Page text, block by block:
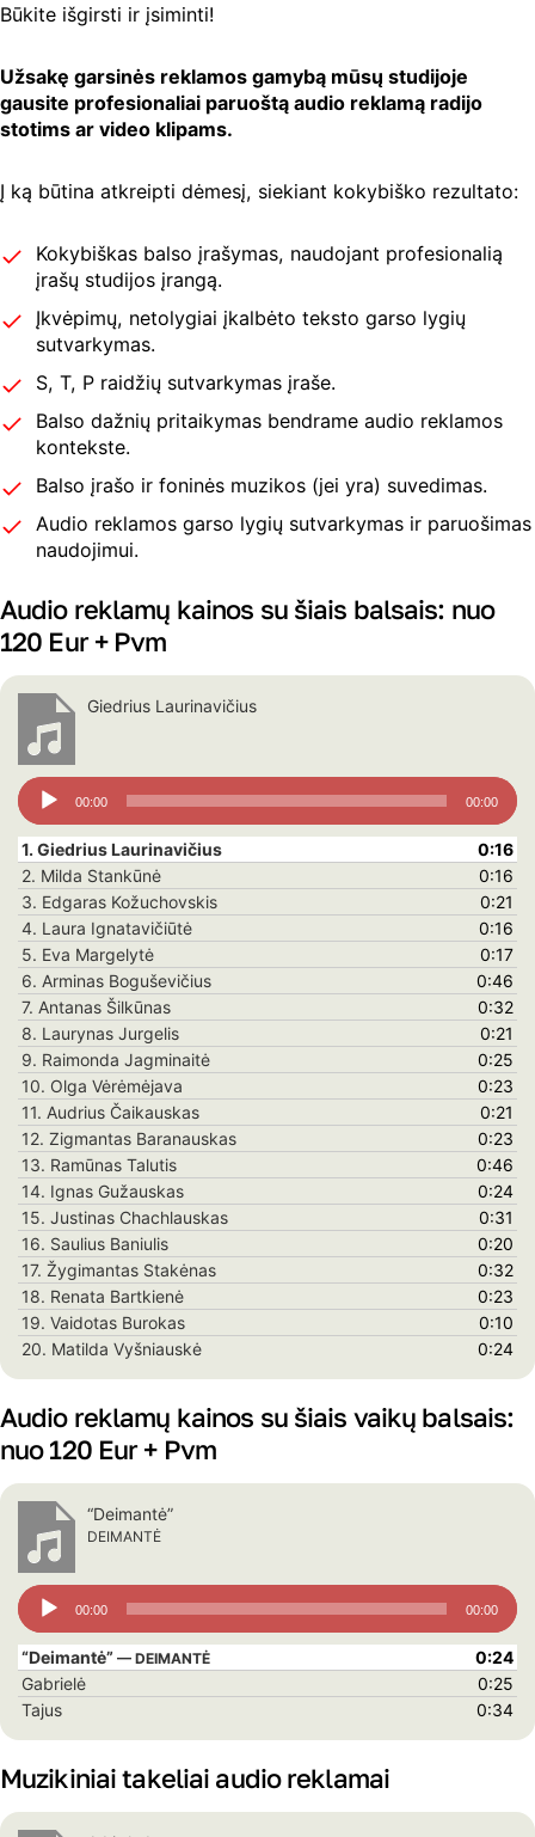
Būkite išgirsti ir įsiminti!
Užsakę garsinės reklamos gamybą mūsų studijoje
gausite profesionaliai paruoštą audio reklamą radijo
stotims ar video klipams.
Į ką būtina atkreipti dėmesį, siekiant kokybiško rezultato:
Kokybiškas balso įrašymas, naudojant profesionalią
įrašų studijos įrangą.
Įkvėpimų, netolygiai įkalbėto teksto garso lygių
sutvarkymas.
S, T, P raidžių sutvarkymas įraše.
Balso dažnių pritaikymas bendrame audio reklamos
kontekste.
Balso įrašo ir foninės muzikos (jei yra) suvedimas.
Audio reklamos garso lygių sutvarkymas ir paruošimas
naudojimui.
Audio reklamų kainos su šiais balsais: nuo
120 Eur + Pvm
Giedrius Laurinavičius
Audio
grotuvas
00:00 00:00
1. Giedrius Laurinavičius
0:16
2. Milda Stankūnė
0:16
3. Edgaras Kožuchovskis
0:21
4. Laura Ignatavičiūtė
0:16
5. Eva Margelytė
0:17
6. Arminas Boguševičius
0:46
7. Antanas Šilkūnas
0:32
8. Laurynas Jurgelis
0:21
9. Raimonda Jagminaitė
0:25
10. Olga Vėrėmėjava
0:23
11. Audrius Čaikauskas
0:21
12. Zigmantas Baranauskas
0:23
13. Ramūnas Talutis
0:46
14. Ignas Gužauskas
0:24
15. Justinas Chachlauskas
0:31
16. Saulius Baniulis
0:20
17. Žygimantas Stakėnas
0:32
18. Renata Bartkienė
0:23
19. Vaidotas Burokas
0:10
20. Matilda Vyšniauskė 0:24
Audio reklamų kainos su šiais vaikų balsais:
nuo 120 Eur + Pvm
“Deimantė”
DEIMANTĖ
Audio
grotuvas
00:00 00:00
“Deimantė” — DEIMANTĖ
0:24
Gabrielė
0:25
Tajus
0:34
Muzikiniai takeliai audio reklamai